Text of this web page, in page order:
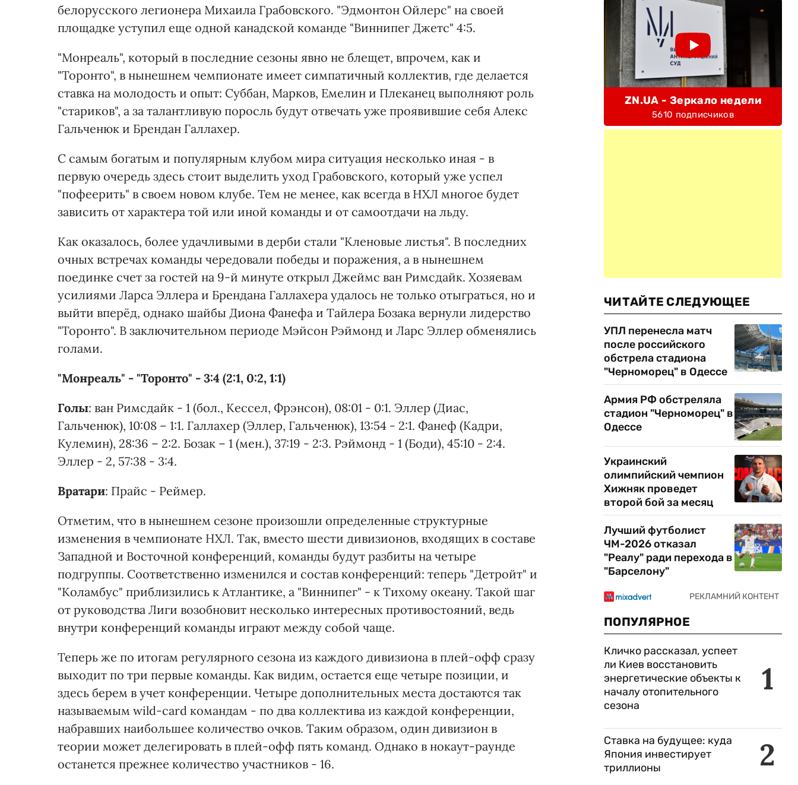
белорусского легионера Михаила Грабовского. "Эдмонтон Ойлерс" на своей
площадке уступил еще одной канадской команде "Виннипег Джетс" 4:5.
"Монреаль", который в последние сезоны явно не блещет, впрочем, как и
"Торонто", в нынешнем чемпионате имеет симпатичный коллектив, где делается
ставка на молодость и опыт: Суббан, Марков, Емелин и Плеканец выполняют роль
"стариков", а за талантливую поросль будут отвечать уже проявившие себя Алекс
Гальченюк и Брендан Галлахер.
С самым богатым и популярным клубом мира ситуация несколько иная - в
первую очередь здесь стоит выделить уход Грабовского, который уже успел
"пофеерить" в своем новом клубе. Тем не менее, как всегда в НХЛ многое будет
зависить от характера той или иной команды и от самоотдачи на льду.
Как оказалось, более удачливыми в дерби стали "Кленовые листья". В последних
очных встречах команды чередовали победы и поражения, а в нынешнем
поединке счет за гостей на 9-й минуте открыл Джеймс ван Римсдайк. Хозяевам
усилиями Ларса Эллера и Брендана Галлахера удалось не только отыграться, но и
выйти вперёд, однако шайбы Диона Фанефа и Тайлера Бозака вернули лидерство
"Торонто". В заключительном периоде Мэйсон Рэймонд и Ларс Эллер обменялись
голами.
"Монреаль" - "Торонто" - 3:4 (2:1, 0:2, 1:1)
Голы: ван Римсдайк - 1 (бол., Кессел, Фрэнсон), 08:01 - 0:1. Эллер (Диас,
Гальченюк), 10:08 – 1:1. Галлахер (Эллер, Гальченюк), 13:54 - 2:1. Фанеф (Кадри,
Кулемин), 28:36 – 2:2. Бозак – 1 (мен.), 37:19 - 2:3. Рэймонд - 1 (Боди), 45:10 - 2:4.
Эллер - 2, 57:38 - 3:4.
Вратари: Прайс - Реймер.
Отметим, что в нынешнем сезоне произошли определенные структурные
изменения в чемпионате НХЛ. Так, вместо шести дивизионов, входящих в составе
Западной и Восточной конференций, команды будут разбиты на четыре
подгруппы. Соответственно изменился и состав конференций: теперь "Детройт" и
"Коламбус" приблизились к Атлантике, а "Виннипег" - к Тихому океану. Такой шаг
от руководства Лиги возобновит несколько интересных противостояний, ведь
внутри конференций команды играют между собой чаще.
Теперь же по итогам регулярного сезона из каждого дивизиона в плей-офф сразу
выходит по три первые команды. Как видим, остается еще четыре позиции, и
здесь берем в учет конференции. Четыре дополнительных места достаются так
называемым wild-card командам - по два коллектива из каждой конференции,
набравших наибольшее количество очков. Таким образом, один дивизион в
теории может делегировать в плей-офф пять команд. Однако в нокаут-раунде
останется прежнее количество участников - 16.
ZN.UA - Зеркало недели
5610 подписчиков
ЧИТАЙТЕ СЛЕДУЮЩЕЕ
УПЛ перенесла матч
после российского
обстрела стадиона
"Черноморец" в Одессе
Армия РФ обстреляла
стадион "Черноморец" в
Одессе
Украинский
олимпийский чемпион
Хижняк проведет
второй бой за месяц
Лучший футболист
ЧМ-2026 отказал
"Реалу" ради перехода в
"Барселону"
ПОПУЛЯРНОЕ
1
Кличко рассказал, успеет
ли Киев восстановить
энергетические объекты к
началу отопительного
сезона
2
Ставка на будущее: куда
Япония инвестирует
триллионы